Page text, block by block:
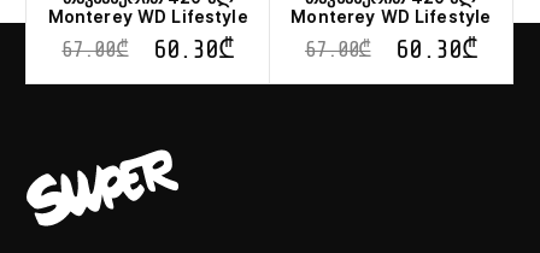
Monterey WD Lifestyle
67.00₾ 60.30₾
Monterey WD Lifestyle
67.00₾ 60.30₾